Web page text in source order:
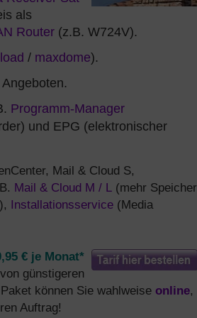
als
Router (z.B. W724V).
/ maxdome).
Angeboten.
Programm-Manager
und EPG (elektronischer
Mail & Cloud S,
Mail & Cloud M / L (mehr Speicher
Installationsservice (Media
€ je Monat*
günstigeren
können Sie wahlweise online,
Auftrag!